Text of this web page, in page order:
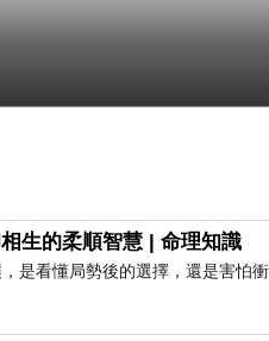
生的柔順智慧 | 命理知識
，是看懂局勢後的選擇，還是害